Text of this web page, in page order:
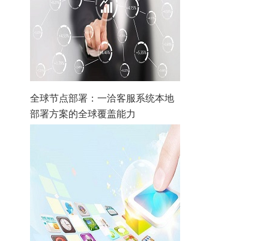
全球节点部署：一洽客服系统本地
部署方案的全球覆盖能力